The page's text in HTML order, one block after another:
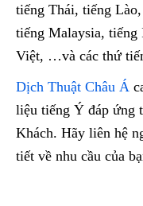
tiếng Thái, tiếng
tiếng Malaysia, tiếng
Việt, …và các thứ
Dịch Thuật Châu Á
liệu tiếng Ý đáp ứng
Khách. Hãy liên hệ
tiết về nhu cầu của